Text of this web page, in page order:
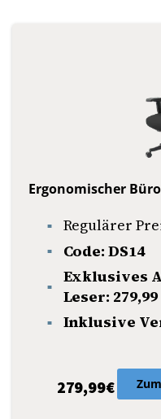
Ergonomischer
Regulärer
Code: DS14
Exklusives
Leser:
Inklusive
279,99€